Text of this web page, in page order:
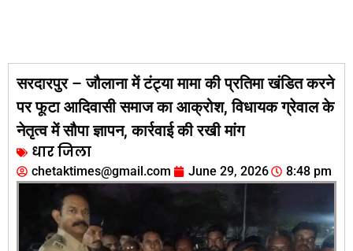
सरदारपुर – जौलाना में टंट्या मामा की प्रतिमा खंडित करने
पर फूटा आदिवासी समाज का आक्रोश, विधायक ग्रेवाल के
नेतृत्व में सौपा ज्ञापन, कार्रवाई की रखी मांग
धार जिला
chetaktimes@gmail.com June 29, 2026 8:48 pm